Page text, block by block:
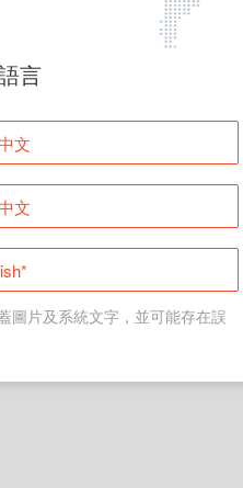
顯示
頁
言
文
文
圖片及系統文字，並可能存在誤